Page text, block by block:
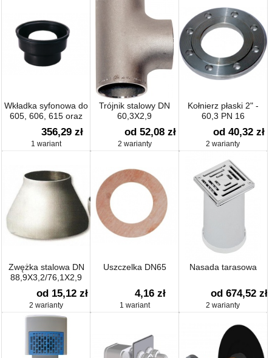
Wkładka syfonowa do
605, 606, 615 oraz
616
356,29 zł
1 wariant
Trójnik stalowy DN
60,3X2,9
od 52,08 zł
2 warianty
Kołnierz płaski 2" -
60,3 PN 16
od 40,32 zł
2 warianty
Zwężka stalowa DN
88,9X3,2/76,1X2,9
od 15,12 zł
2 warianty
Uszczelka DN65
4,16 zł
1 wariant
Nasada tarasowa
od 674,52 zł
2 warianty